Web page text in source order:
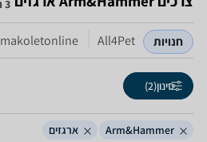
3 תוצאות
חנויות All4Pet
makoletonline
סינון(2)
Arm&Hammer ארגזים